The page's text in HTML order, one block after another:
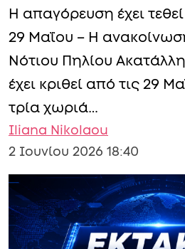
Η απαγόρευση έχει
29 Μαΐου – Η
Νότιου Πηλίου
έχει κριθεί από τις 29
τρία χωριά…
Iliana Nikolaou
2 Ιουνίου 2026 18:40